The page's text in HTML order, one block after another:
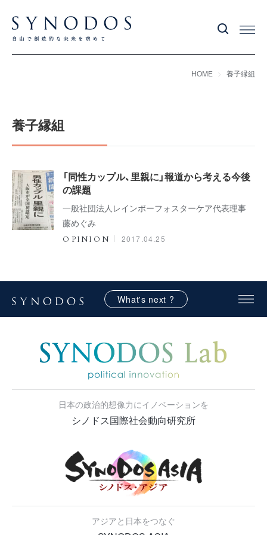
HOME 養子縁組
養子縁組
「同性カップル、里親に」報道から考える今後
の課題
一般社団法人レインボーフォスターケア代表理事
藤めぐみ
OPINION 2017.04.25
What's next ?
日本の政治的想像力にイノベーションを
シノドス国際社会動向研究所
アジアと日本をつなぐ